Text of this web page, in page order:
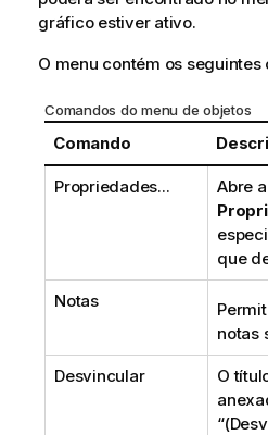
gráfico estiver ativo.
O menu contém os seguintes
Comandos do menu de objetos
Comando
Propriedades...
Abre
que
Notas
notas
Desvincular
O